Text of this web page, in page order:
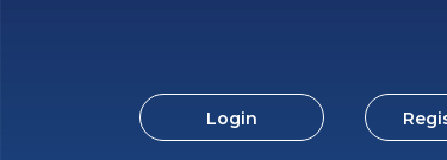
Login